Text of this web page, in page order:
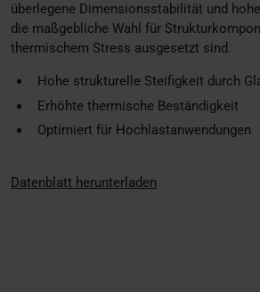
überlegene Dimensionsstabilität und
die maßgebliche Wahl für
thermischem Stress ausgesetzt sind.
Hohe strukturelle Steifigkeit durch
Erhöhte thermische Beständigkeit
Optimiert für Hochlastanwendungen
Datenblatt herunterladen